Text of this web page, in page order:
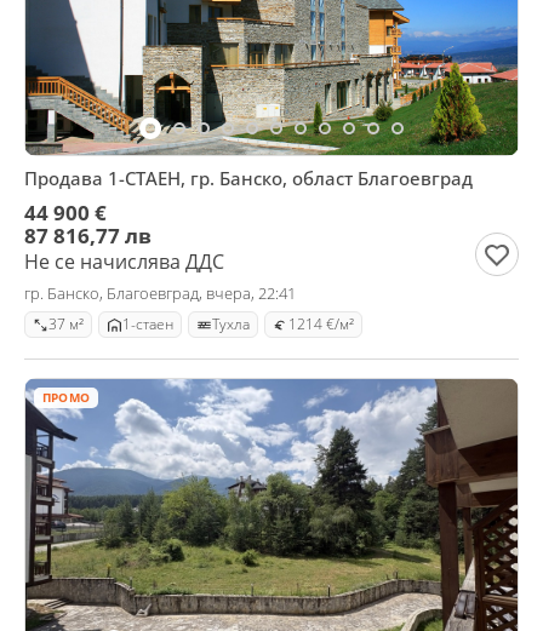
Продава 1-СТАЕН, гр. Банско, област Благоевград
44 900 €
87 816,77 лв
Не се начислява ДДС
гр. Банско, Благоевград, вчера, 22:41
37 м² 1-стаен Тухла 1214 €/м²
ПРОМО